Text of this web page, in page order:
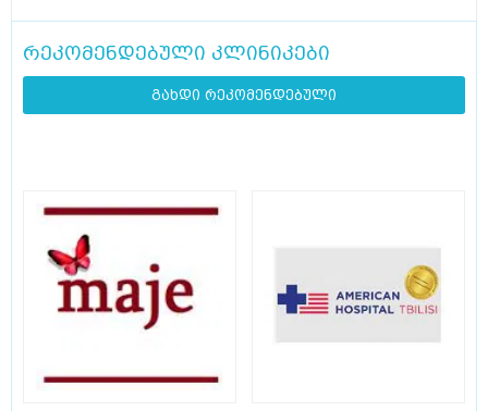
რეკომენდებული კლინიკები
გახდი რეკომენდებული